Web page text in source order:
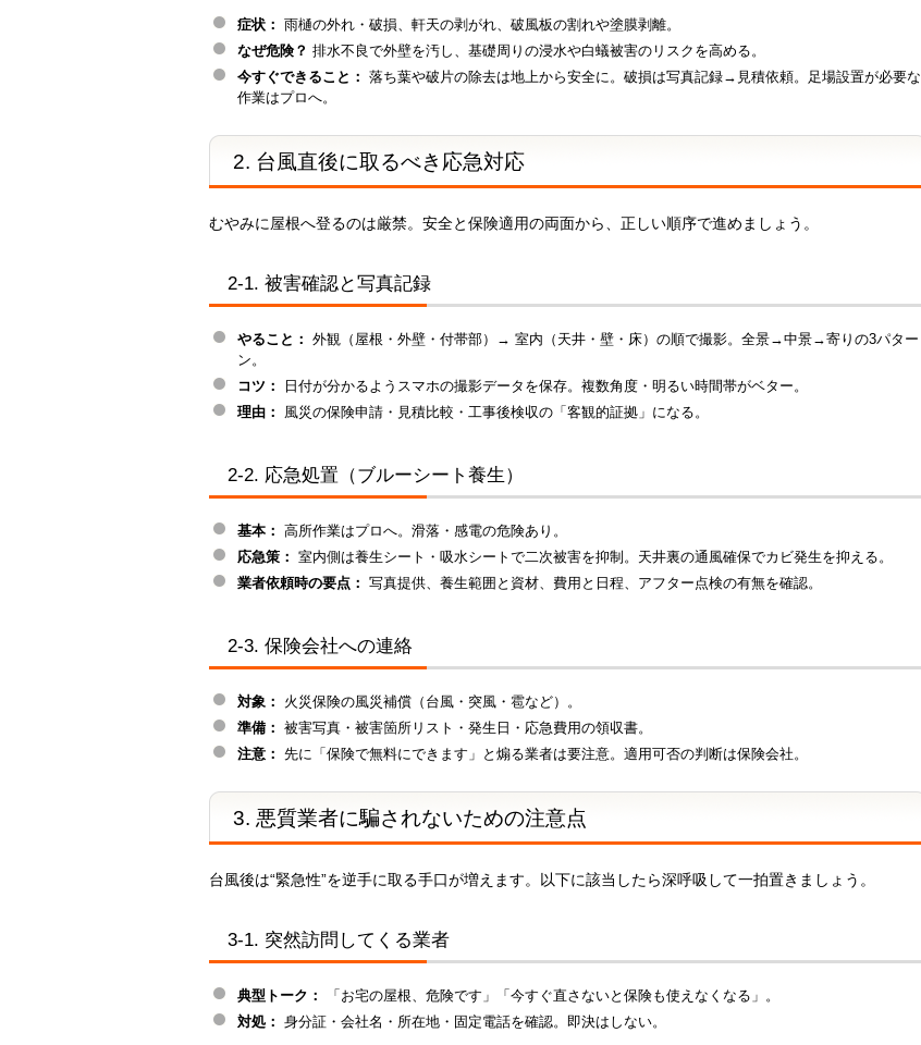
症状： 雨樋の外れ・破損、軒天の剥がれ、破風板の割れや塗膜剥離。
なぜ危険？ 排水不良で外壁を汚し、基礎周りの浸水や白蟻被害のリスクを高める。
今すぐできること： 落ち葉や破片の除去は地上から安全に。破損は写真記録→見積依頼。足場設置が必要な
作業はプロへ。
2. 台風直後に取るべき応急対応
むやみに屋根へ登るのは厳禁。安全と保険適用の両面から、正しい順序で進めましょう。
2-1. 被害確認と写真記録
やること： 外観（屋根・外壁・付帯部）→ 室内（天井・壁・床）の順で撮影。全景→中景→寄りの3パター
ン。
コツ：
日付が分かるようスマホの撮影データを保存。複数角度・明るい時間帯がベター。
理由：
風災の保険申請・見積比較・工事後検収の「客観的証拠」になる。
2-2. 応急処置（ブルーシート養生）
基本： 高所作業はプロへ。滑落・感電の危険あり。
応急策： 室内側は養生シート・吸水シートで二次被害を抑制。天井裏の通風確保でカビ発生を抑える。
業者依頼時の要点： 写真提供、養生範囲と資材、費用と日程、アフター点検の有無を確認。
2-3. 保険会社への連絡
対象：
火災保険の風災補償（台風・突風・雹など）。
準備： 被害写真・被害箇所リスト・発生日・応急費用の領収書。
注意： 先に「保険で無料にできます」と煽る業者は要注意。適用可否の判断は保険会社。
3. 悪質業者に騙されないための注意点
台風後は“緊急性”を逆手に取る手口が増えます。以下に該当したら深呼吸して一拍置きましょう。
3-1. 突然訪問してくる業者
典型トーク：
「お宅の屋根、危険です」「今すぐ直さないと保険も使えなくなる」。
対処： 身分証・会社名・所在地・固定電話を確認。即決はしない。